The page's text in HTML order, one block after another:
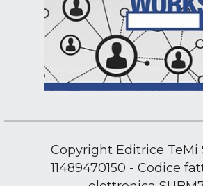
Copyright Editrice TeMi
11489470150 - Codice